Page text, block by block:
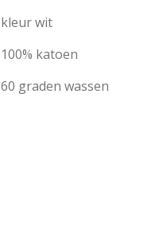
kleur wit
100% katoen
60 graden wassen